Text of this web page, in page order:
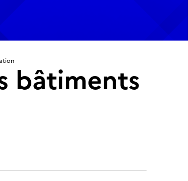
bâtiments